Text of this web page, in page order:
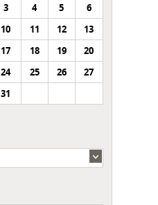
3 4 5
6
10 11 12
13
17 18 19
20
24 25 26
27
31